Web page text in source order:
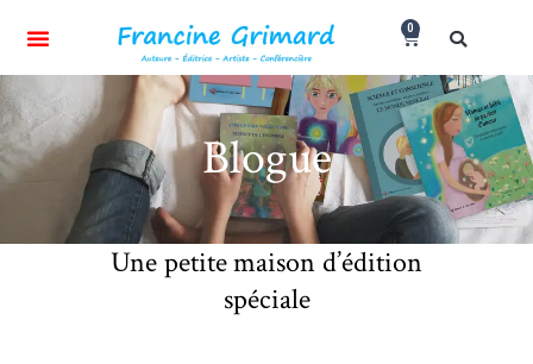
0
Blogue
Une petite maison d’édition
spéciale